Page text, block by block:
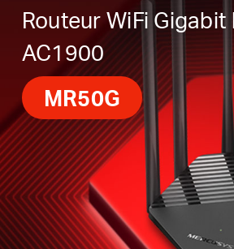
Routeur WiFi
AC1900
MR50G